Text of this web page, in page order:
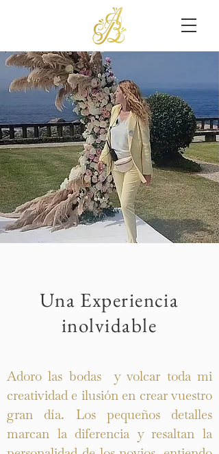
Una Experiencia
inolvidable
Adoro las bodas y volcar toda mi
creatividad e ilusión en crear vuestro
gran día. Los pequeños detalles
marcan la diferencia y resaltan la